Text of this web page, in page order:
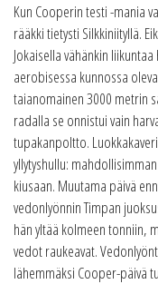
Kun Cooperin testi -mania
rääkki tietysti Silkkiniityllä.
Jokaisella vähänkin
aerobisessa kunnossa
taianomainen 3000 metrin
radalla se onnistui vain
tupakanpoltto.
yllytyshullu:
kiusaan. Muutama päivä
vedonlyönnin Timpan
hän yltää kolmeen tonniin,
vedot raukeavat.
lähemmäksi Cooper-päivä